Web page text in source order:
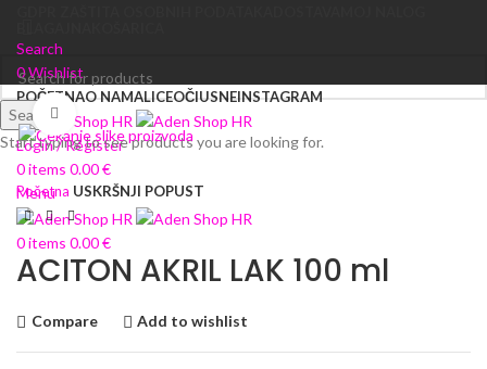
Search
0Wishlist
POČETNAO NAMALICEOČIUSNEINSTAGRAM
Login / Register
0items 0.00€
Menu
0items 0.00€
Click to enlarge
Početna USKRŠNJI POPUST
ACITON AKRIL LAK 100 ml
Compare Add to wishlist
Search
Start typing to see products you are looking for.